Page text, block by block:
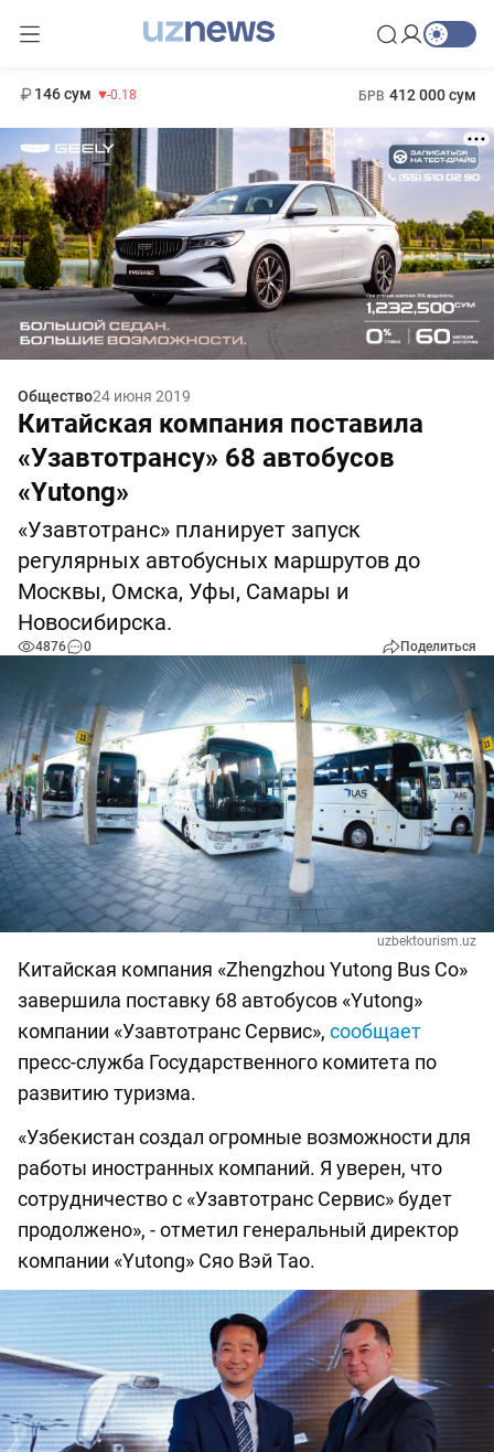
146 сум -0.18 БРВ 412 000 сум
Общество24 июня 2019
Китайская компания поставила
«Узавтотрансу» 68 автобусов
«Yutong»
«Узавтотранс» планирует запуск
регулярных автобусных маршрутов до
Москвы, Омска, Уфы, Самары и
Новосибирска.
4876 0 Поделиться
uzbektourism.uz
Китайская компания «Zhengzhou Yutong Bus Co»
завершила поставку 68 автобусов «Yutong»
компании «Узавтотранс Сервис», сообщает
пресс-служба Государственного комитета по
развитию туризма.
«Узбекистан создал огромные возможности для
работы иностранных компаний. Я уверен, что
сотрудничество с «Узавтотранс Сервис» будет
продолжено», - отметил генеральный директор
компании «Yutong» Сяо Вэй Тао.